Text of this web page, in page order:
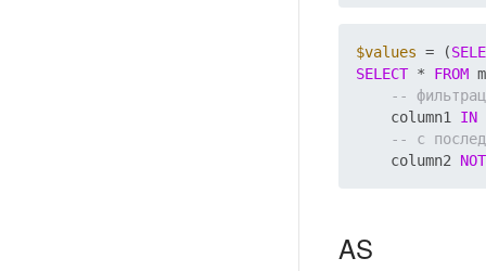
$values = (
SELECT * FROM
    column1
IN
    column2
NOT
AS